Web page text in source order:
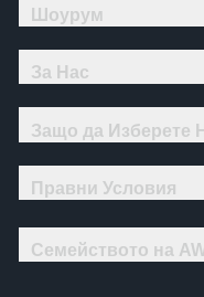
Шоурум
За Нас
Защо да Изберете
Правни Условия
Семейството на